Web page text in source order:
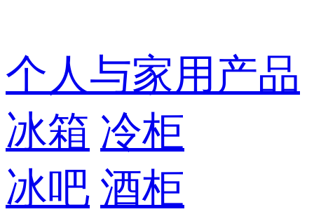
个人与家用产品
冰箱 冷柜
冰吧 酒柜